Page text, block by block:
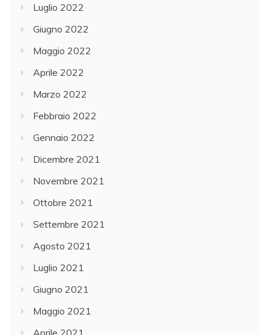
Luglio 2022
Giugno 2022
Maggio 2022
Aprile 2022
Marzo 2022
Febbraio 2022
Gennaio 2022
Dicembre 2021
Novembre 2021
Ottobre 2021
Settembre 2021
Agosto 2021
Luglio 2021
Giugno 2021
Maggio 2021
Aprile 2021